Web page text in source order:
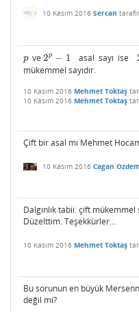
10 Kasım 2016 Sercan
p
pve2p − 1
2p −1 asal sayı ise
mükemmel sayıdır.
10 Kasım 2016 Mehmet Toktaş
10 Kasım 2016 Mehmet Toktaş
Çift bir asal mı Mehmet
10 Kasım 2016 Cagan
Dalgınlık tabii. çift mükemmel
Düzelttim. Teşekkürler...
10 Kasım 2016 Mehmet Toktaş
Bu sorunun en büyük
değil mi?